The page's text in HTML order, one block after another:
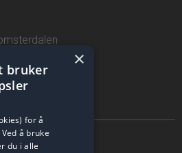
×
bruker
for å
å bruke
du i alle